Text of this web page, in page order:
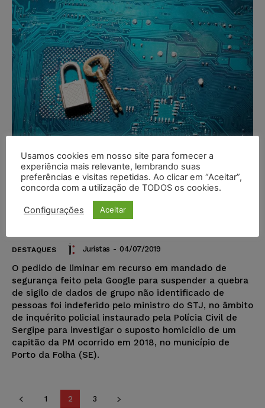
Pedido da Google para suspender
quebra de sigilo de dados de grupo
de usuários não identificados é
DESTAQUES Juristas - 04/07/2019
O pedido de liminar em recurso em mandado de
segurança feito pela Google para suspender a quebra
de sigilo de dados de grupo não identificado de
pessoas foi indeferido pelo ministro do STJ, no âmbito
de inquérito policial instaurado pela Polícia Civil de
Sergipe para investigar o suposto homicídio de um
capitão da PM ocorrido em 2018, no município de
Porto da Folha (SE).
1 2 3
Usamos cookies em nosso site para fornecer a
experiência mais relevante, lembrando suas
preferências e visitas repetidas. Ao clicar em “Aceitar”,
concorda com a utilização de TODOS os cookies.
Configurações Aceitar